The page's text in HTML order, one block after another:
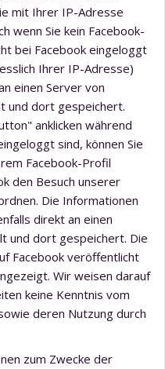
mit Ihrer IP-Adresse
wenn Sie kein Facebook-
bei Facebook eingeloggt
Ihrer IP-Adresse)
einen Server von
und dort gespeichert.
anklicken während
sind, können Sie
Facebook-Profil
den Besuch unserer
Die Informationen
direkt an einen
und dort gespeichert. Die
Facebook veröffentlicht
Wir weisen darauf
keine Kenntnis vom
deren Nutzung durch
zum Zwecke der